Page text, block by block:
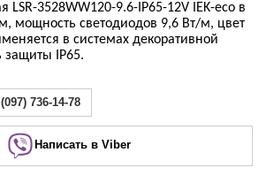
LSR-3528WW120-9.6-IP65-12V IEK-eco в
мощность светодиодов 9,6 Вт/м, цвет
в системах декоративной
защиты IP65.
(097) 736-14-78
Написать в Viber